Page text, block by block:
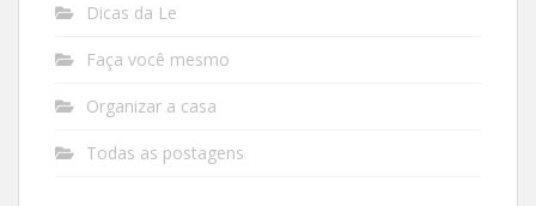
Dicas da Le
Faça você mesmo
Organizar a casa
Todas as postagens